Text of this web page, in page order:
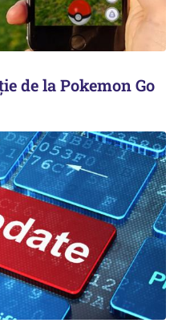
de la Pokemon Go